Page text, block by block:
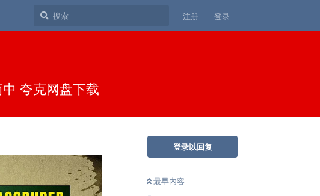
注册 登录
夸克网盘下载
登录以回复
最早内容